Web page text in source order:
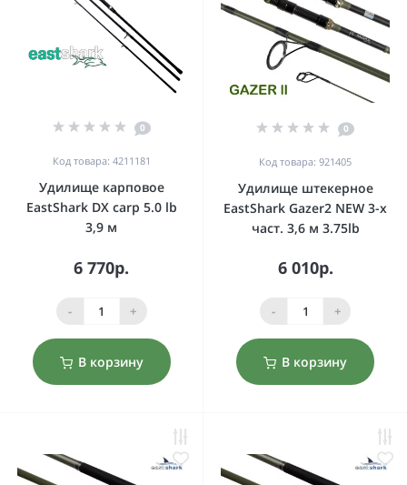
0
Код товара: 4211181
Удилище карповое
EastShark DX carp 5.0 lb
3,9 м
6 770р.
- +
В корзину
0
Код товара: 921405
Удилище штекерное
EastShark Gazer2 NEW 3-x
част. 3,6 м 3.75lb
6 010р.
- +
В корзину